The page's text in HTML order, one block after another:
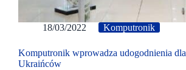
18/03/2022 Komputronik
Komputronik wprowadza udogodnienia dla
Ukraińców